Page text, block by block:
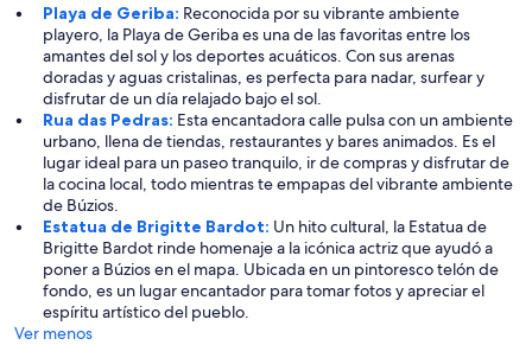
Playa de Geriba: Reconocida por su vibrante ambiente
playero, la Playa de Geriba es una de las favoritas entre los
amantes del sol y los deportes acuáticos. Con sus arenas
doradas y aguas cristalinas, es perfecta para nadar, surfear y
disfrutar de un día relajado bajo el sol.
Rua das Pedras: Esta encantadora calle pulsa con un ambiente
urbano, llena de tiendas, restaurantes y bares animados. Es el
lugar ideal para un paseo tranquilo, ir de compras y disfrutar de
la cocina local, todo mientras te empapas del vibrante ambiente
de Búzios.
Estatua de Brigitte Bardot: Un hito cultural, la Estatua de
Brigitte Bardot rinde homenaje a la icónica actriz que ayudó a
poner a Búzios en el mapa. Ubicada en un pintoresco telón de
fondo, es un lugar encantador para tomar fotos y apreciar el
espíritu artístico del pueblo.
Ver menos